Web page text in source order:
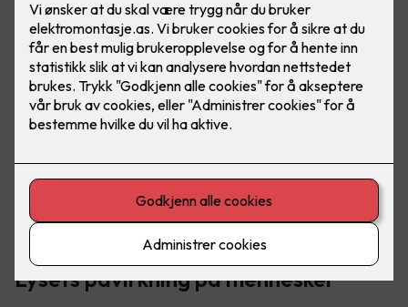
Menneskeorientert belysning (HCL) tar en helhetlig
tilnærming til å forstå hvordan lys påvirker mennesker.
Lysets påvirkning på mennesker